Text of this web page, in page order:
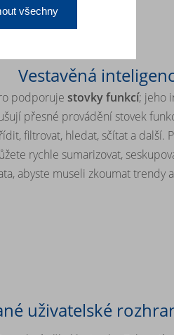
Vestavěná
podporuje stovky funkcí; jeho
přesné provádění stovek
filtrovat, hledat, sčítat a další.
rychle sumarizovat,
abyste museli zkoumat trendy
uživatelské
všechny